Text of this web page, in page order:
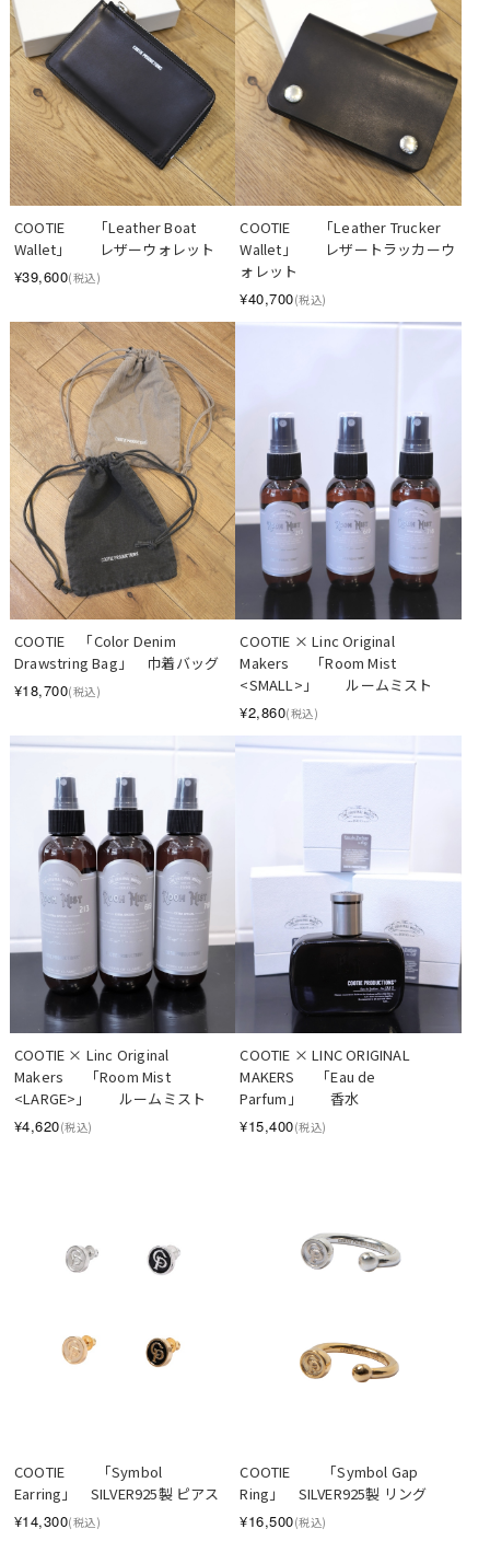
COOTIE　　「Leather Boat
Wallet」　　レザーウォレット
¥39,600(税込)
COOTIE　　「Leather Trucker
Wallet」　　レザートラッカーウ
ォレット
¥40,700(税込)
COOTIE　「Color Denim
Drawstring Bag」　巾着バッグ
¥18,700(税込)
COOTIE × Linc Original
Makers　  「Room Mist
<SMALL>」　　ルームミスト
¥2,860(税込)
COOTIE × Linc Original
Makers　  「Room Mist
<LARGE>」　　ルームミスト
¥4,620(税込)
COOTIE × LINC ORIGINAL
MAKERS　  「Eau de
Parfum」　　香水
¥15,400(税込)
COOTIE 　　「Symbol
Earring」　SILVER925製 ピアス
¥14,300(税込)
COOTIE 　　「Symbol Gap
Ring」　SILVER925製 リング
¥16,500(税込)